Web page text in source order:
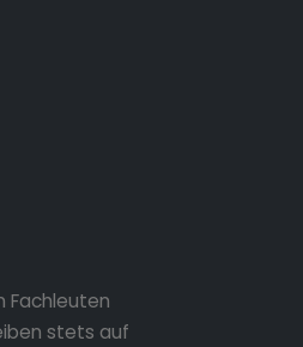
Fachleuten
stets auf